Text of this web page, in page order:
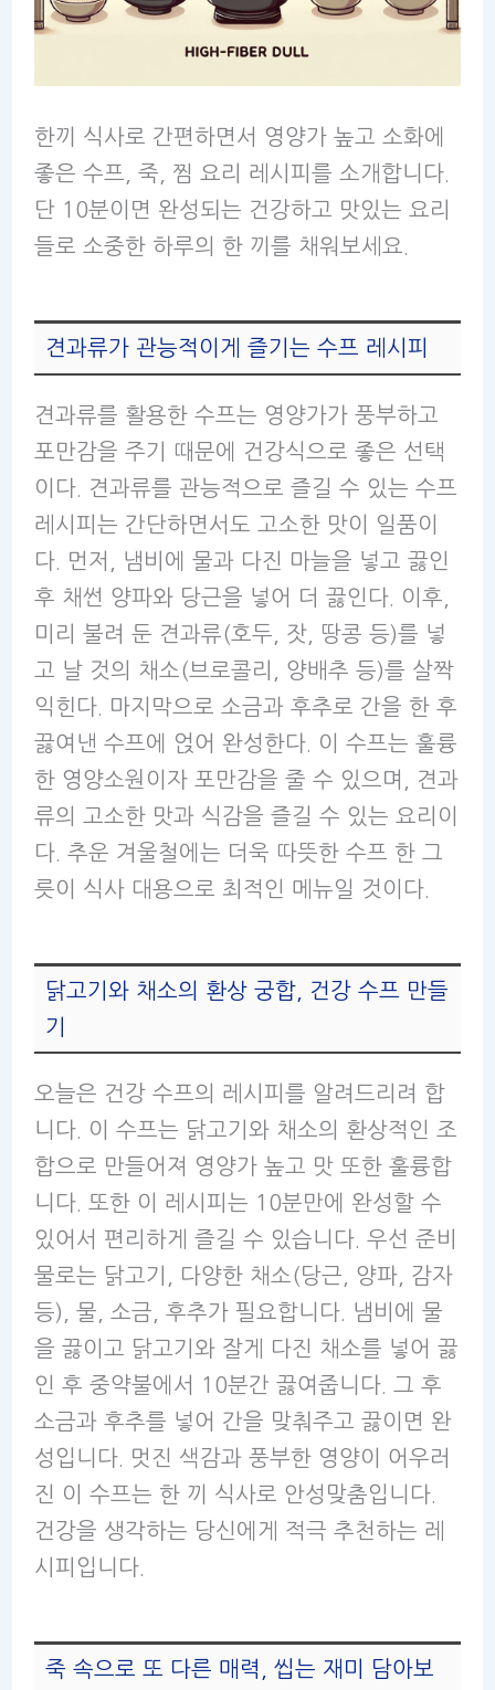
한끼 식사로 간편하면서 영양가 높고 소화에
좋은 수프, 죽, 찜 요리 레시피를 소개합니다.
단 10분이면 완성되는 건강하고 맛있는 요리
들로 소중한 하루의 한 끼를 채워보세요.
견과류가 관능적이게 즐기는 수프 레시피
견과류를 활용한 수프는 영양가가 풍부하고
포만감을 주기 때문에 건강식으로 좋은 선택
이다. 견과류를 관능적으로 즐길 수 있는 수프
레시피는 간단하면서도 고소한 맛이 일품이
다. 먼저, 냄비에 물과 다진 마늘을 넣고 끓인
후 채썬 양파와 당근을 넣어 더 끓인다. 이후,
미리 불려 둔 견과류(호두, 잣, 땅콩 등)를 넣
고 날 것의 채소(브로콜리, 양배추 등)를 살짝
익힌다. 마지막으로 소금과 후추로 간을 한 후
끓여낸 수프에 얹어 완성한다. 이 수프는 훌륭
한 영양소원이자 포만감을 줄 수 있으며, 견과
류의 고소한 맛과 식감을 즐길 수 있는 요리이
다. 추운 겨울철에는 더욱 따뜻한 수프 한 그
릇이 식사 대용으로 최적인 메뉴일 것이다.
닭고기와 채소의 환상 궁합, 건강 수프 만들
기
오늘은 건강 수프의 레시피를 알려드리려 합
니다. 이 수프는 닭고기와 채소의 환상적인 조
합으로 만들어져 영양가 높고 맛 또한 훌륭합
니다. 또한 이 레시피는 10분만에 완성할 수
있어서 편리하게 즐길 수 있습니다. 우선 준비
물로는 닭고기, 다양한 채소(당근, 양파, 감자
등), 물, 소금, 후추가 필요합니다. 냄비에 물
을 끓이고 닭고기와 잘게 다진 채소를 넣어 끓
인 후 중약불에서 10분간 끓여줍니다. 그 후
소금과 후추를 넣어 간을 맞춰주고 끓이면 완
성입니다. 멋진 색감과 풍부한 영양이 어우러
진 이 수프는 한 끼 식사로 안성맞춤입니다.
건강을 생각하는 당신에게 적극 추천하는 레
시피입니다.
죽 속으로 또 다른 매력, 씹는 재미 담아보